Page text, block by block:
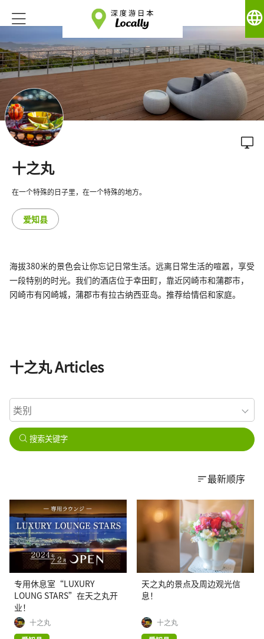
language
十之丸
在一个特殊的日子里，在一个特殊的地方。
爱知县
海拔380米的景色会让你忘记日常生活。远离日常生活的喧嚣，享受
一段特别的时光。我们的酒店位于幸田町，靠近冈崎市和蒲郡市，
冈崎市有冈崎城，蒲郡市有拉古纳西亚岛。推荐给情侣和家庭。
十之丸 Articles
搜索关键字
最新顺序
专用休息室“LUXURY
LOUNG STARS”在天之丸开
业！
十之丸
天之丸的景点及周边观光信
息！
十之丸